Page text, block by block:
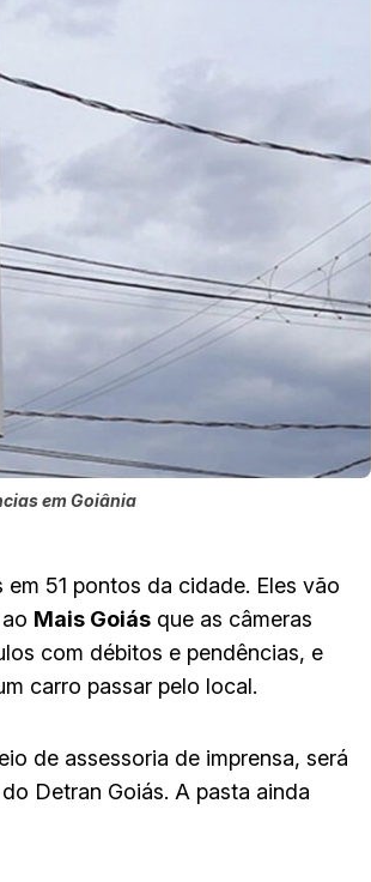
em Goiânia
51 pontos da cidade. Eles vão
Mais Goiás que as câmeras
com débitos e pendências, e
carro passar pelo local.
de assessoria de imprensa, será
Detran Goiás. A pasta ainda